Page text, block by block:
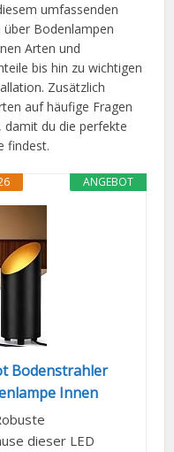
umfassenden
Bodenlampen
Arten und
bis hin zu wichtigen
Zusätzlich
auf häufige Fragen
damit du die perfekte
findest.
ANGEBOT
Bodenstrahler
Innen
dieser LED